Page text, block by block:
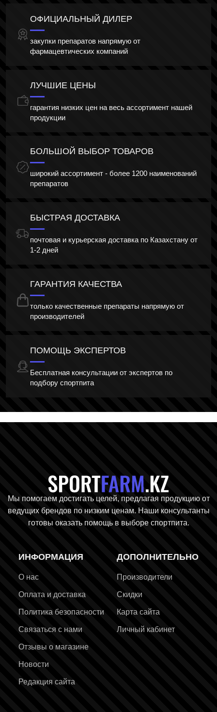
ОФИЦИАЛЬНЫЙ ДИЛЕР
закупки препаратов напрямую от
фармацевтических компаний
ЛУЧШИЕ ЦЕНЫ
гарантия низких цен на весь ассортимент нашей
продукции
БОЛЬШОЙ ВЫБОР ТОВАРОВ
широкий ассортимент - более 1200 наименований
препаратов
БЫСТРАЯ ДОСТАВКА
почтовая и курьерская доставка по Казахстану от
1-2 дней
ГАРАНТИЯ КАЧЕСТВА
только качественные препараты напрямую от
производителей
ПОМОЩЬ ЭКСПЕРТОВ
Бесплатная консультации от экспертов по
подбору спортпита
Мы помогаем достигать целей, предлагая продукцию от
ведущих брендов по низким ценам. Наши консультанты
готовы оказать помощь в выборе спортпита.
ИНФОРМАЦИЯ
О нас
Оплата и доставка
Политика безопасности
Связаться с нами
Отзывы о магазине
Новости
Редакция сайта
ДОПОЛНИТЕЛЬНО
Производители
Скидки
Карта сайта
Личный кабинет